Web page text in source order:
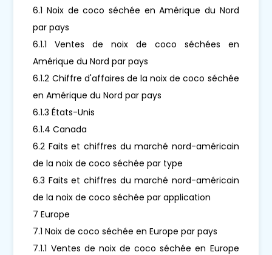
6.1 Noix de coco séchée en Amérique du Nord
par pays
6.1.1 Ventes de noix de coco séchées en
Amérique du Nord par pays
6.1.2 Chiffre d'affaires de la noix de coco séchée
en Amérique du Nord par pays
6.1.3 États-Unis
6.1.4 Canada
6.2 Faits et chiffres du marché nord-américain
de la noix de coco séchée par type
6.3 Faits et chiffres du marché nord-américain
de la noix de coco séchée par application
7 Europe
7.1 Noix de coco séchée en Europe par pays
7.1.1 Ventes de noix de coco séchée en Europe